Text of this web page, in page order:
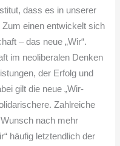
dass es in unserer
einen entwickelt sich
– das neue „Wir“.
im neoliberalen Denken
der Erfolg und
gilt die neue „Wir-
Zahlreiche
nach mehr
häufig letztendlich der